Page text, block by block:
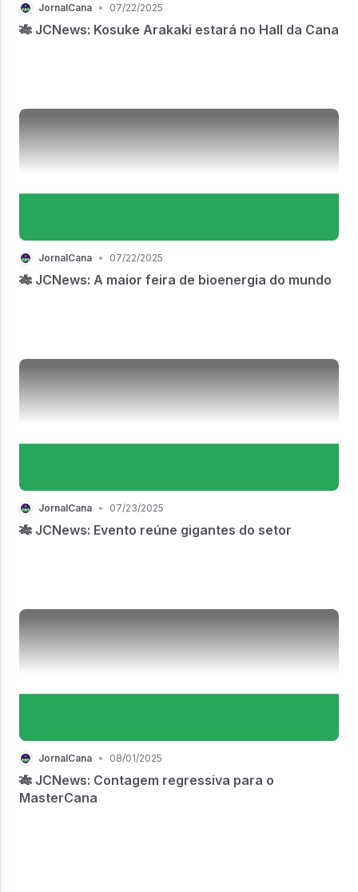
JornalCana • 07/22/2025
🎋 JCNews: Kosuke Arakaki estará no Hall da Cana
JornalCana • 07/22/2025
🎋 JCNews: A maior feira de bioenergia do mundo
JornalCana • 07/23/2025
🎋 JCNews: Evento reúne gigantes do setor
JornalCana • 08/01/2025
🎋 JCNews: Contagem regressiva para o
MasterCana